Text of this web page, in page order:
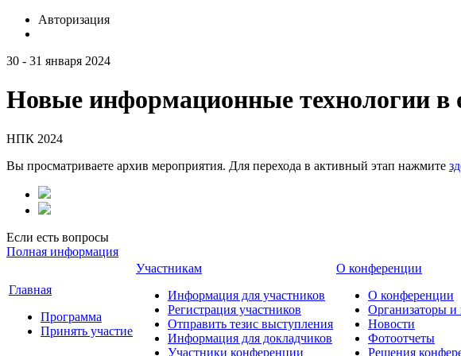
Авторизация
30 - 31 января 2024
Новые информационные технологии в
НПК 2024
Вы просматриваете архив мероприятия. Для перехода в активный этап нажмите
Если есть вопросы
Полная информация
Главная
Программа
Принять участие
Участникам
Информация для участников
Регистрация участников
Отправить тезис выступления
Информация для докладчиков
Участники конференции
О конференции
О конференции
Организаторы и
Новости
Фотоотчеты
Решения